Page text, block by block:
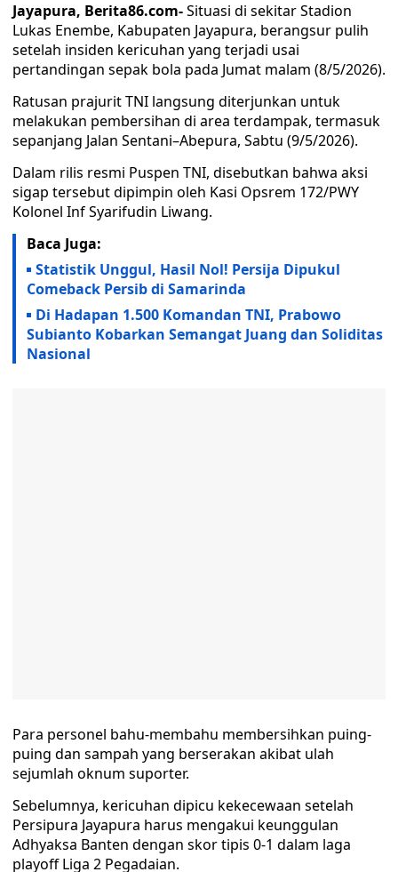
Jayapura, Berita86.com-Situasi di sekitar Stadion
Lukas Enembe, Kabupaten Jayapura, berangsur pulih
setelah insiden kericuhan yang terjadi usai
pertandingan sepak bola pada Jumat malam (8/5/2026).
Ratusan prajurit TNI langsung diterjunkan untuk
melakukan pembersihan di area terdampak, termasuk
sepanjang Jalan Sentani–Abepura, Sabtu (9/5/2026).
Dalam rilis resmi Puspen TNI, disebutkan bahwa aksi
sigap tersebut dipimpin oleh Kasi Opsrem 172/PWY
Kolonel Inf Syarifudin Liwang.
Baca Juga:
Statistik Unggul, Hasil Nol! Persija Dipukul
Comeback Persib di Samarinda
Di Hadapan 1.500 Komandan TNI, Prabowo
Subianto Kobarkan Semangat Juang dan Soliditas
Nasional
Para personel bahu-membahu membersihkan puing-
puing dan sampah yang berserakan akibat ulah
sejumlah oknum suporter.
Sebelumnya, kericuhan dipicu kekecewaan setelah
Persipura Jayapura harus mengakui keunggulan
Adhyaksa Banten dengan skor tipis 0-1 dalam laga
playoff Liga 2 Pegadaian.